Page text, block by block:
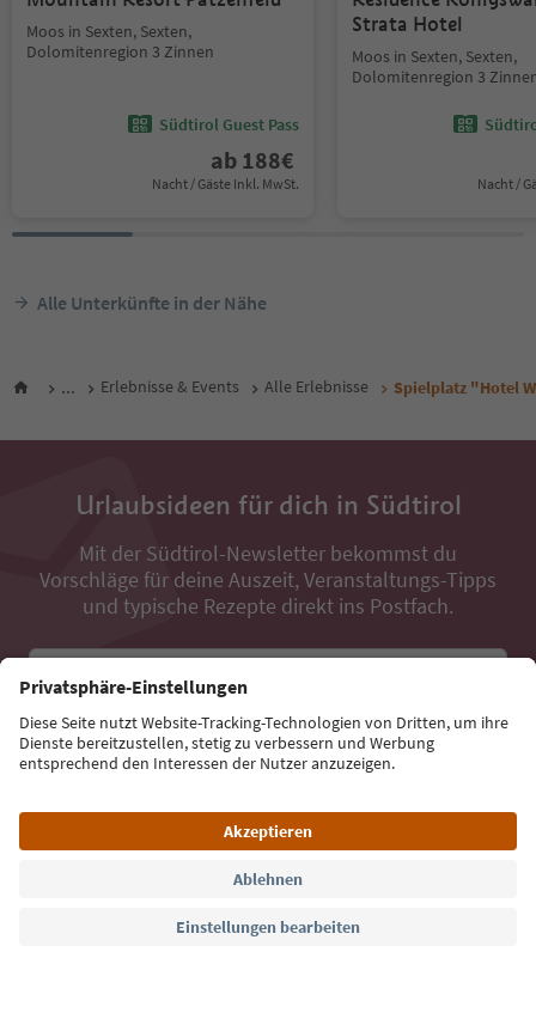
Moos in Sexten, Sexten,
Dolomitenregion 3 Zinnen
Südtirol Guest Pass
ab 188€
Nacht / Gäste Inkl. MwSt.
Strata Hotel
Moos in Sexten, Sexten,
Dolomitenregion 3
Nacht /
Alle Unterkünfte in der Nähe
... Erlebnisse & Events Alle Erlebnisse Spielplatz "Hotel
Urlaubsideen für dich in Südtirol
Mit der Südtirol-Newsletter bekommst du
Vorschläge für deine Auszeit, Veranstaltungs-Tipps
und typische Rezepte direkt ins Postfach.
E-Mail Adresse
Jetzt anmelden